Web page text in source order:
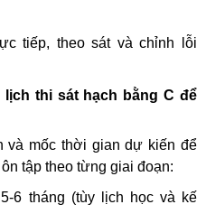
tiếp, theo sát và chỉnh lỗi
thi sát hạch bằng C để
và mốc thời gian dự kiến để
tập theo từng giai đoạn:
6 tháng (tùy lịch học và kế